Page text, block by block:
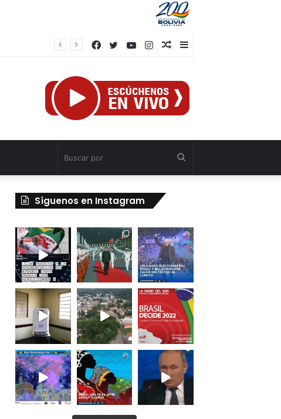
Barra
Publicación
azar
Instagram
YouTube
Twitter
Facebook
Síguenos en Instagram